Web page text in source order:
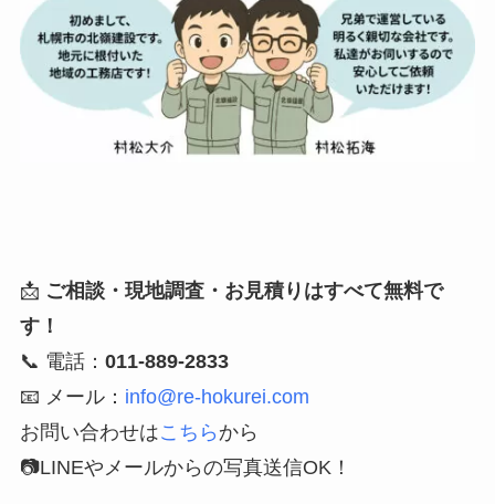
📩 ご相談・現地調査・お見積りはすべて無料で
す！
📞 電話： 011-889-2833
📧 メール： info@re-hokurei.com
お問い合わせはこちら から
📷LINEやメールからの写真送信OK！